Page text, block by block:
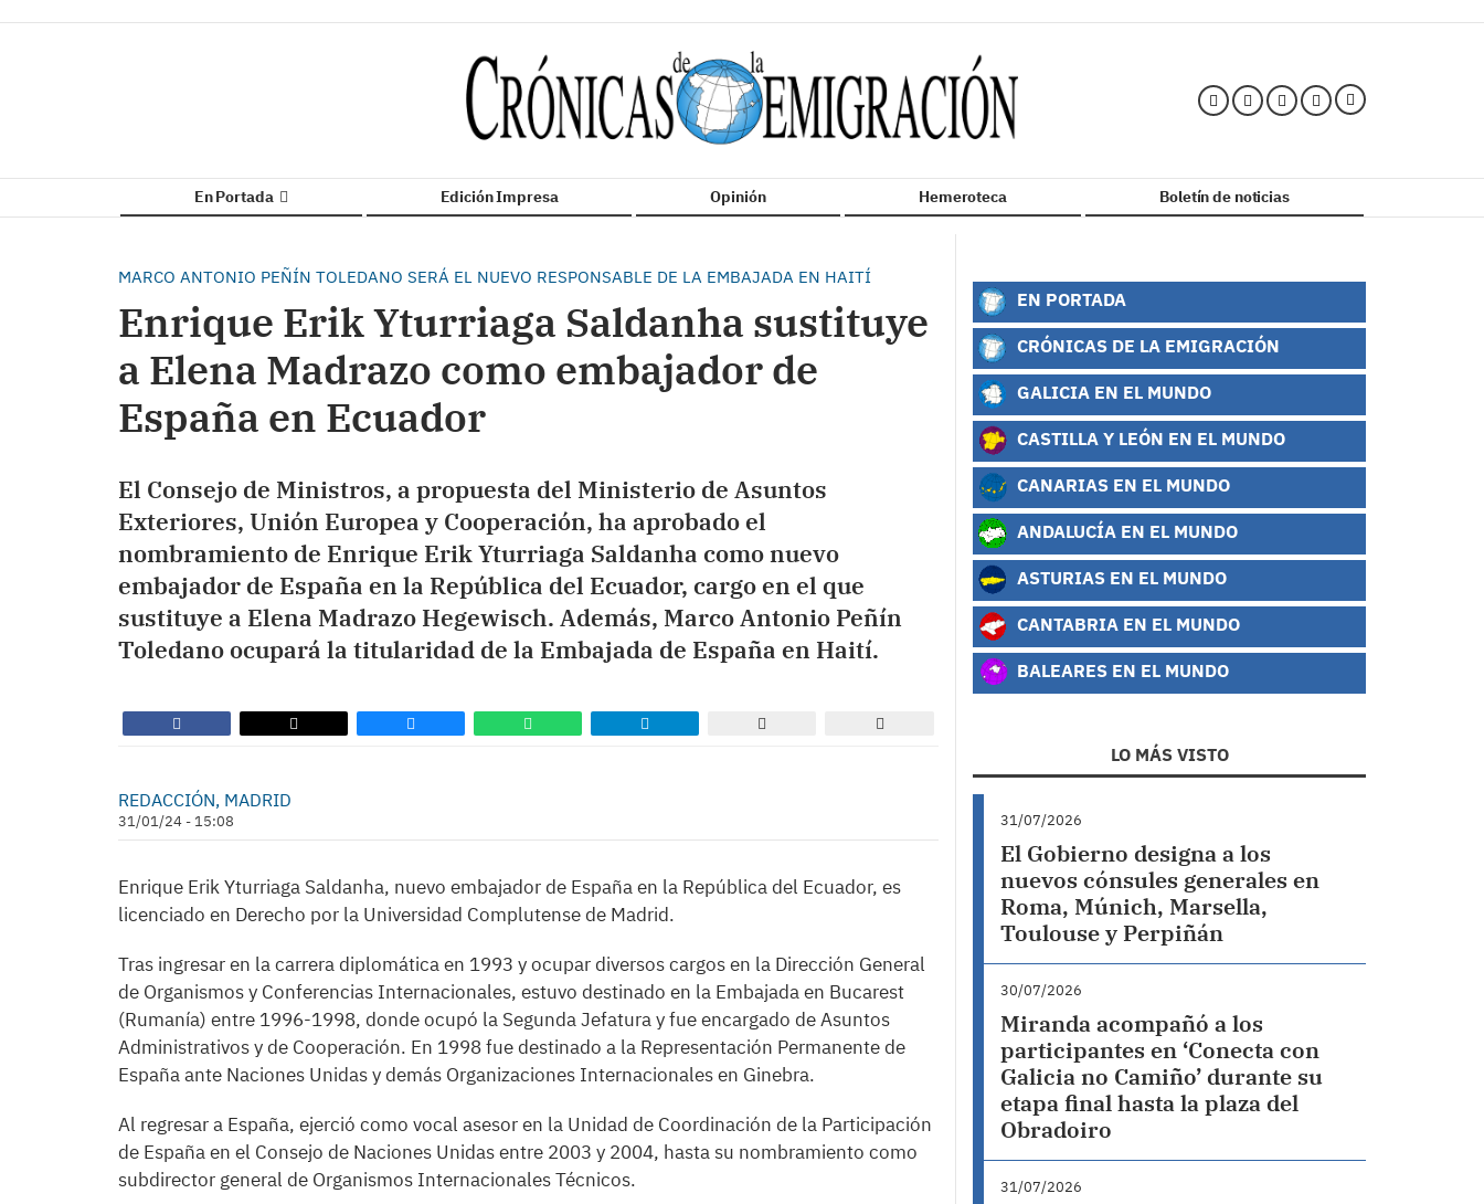
En Portada Edición Impresa Opinión Hemeroteca Boletín de noticias
MARCO ANTONIO PEÑÍN TOLEDANO SERÁ EL NUEVO RESPONSABLE DE LA EMBAJADA EN HAITÍ
Enrique Erik Yturriaga Saldanha sustituye
a Elena Madrazo como embajador de
España en Ecuador
El Consejo de Ministros, a propuesta del Ministerio de Asuntos
Exteriores, Unión Europea y Cooperación, ha aprobado el
nombramiento de Enrique Erik Yturriaga Saldanha como nuevo
embajador de España en la República del Ecuador, cargo en el que
sustituye a Elena Madrazo Hegewisch. Además, Marco Antonio Peñín
Toledano ocupará la titularidad de la Embajada de España en Haití.
REDACCIÓN, MADRID
31/01/24 - 15:08
Enrique Erik Yturriaga Saldanha, nuevo embajador de España en la República del Ecuador, es
licenciado en Derecho por la Universidad Complutense de Madrid.
Tras ingresar en la carrera diplomática en 1993 y ocupar diversos cargos en la Dirección General
de Organismos y Conferencias Internacionales, estuvo destinado en la Embajada en Bucarest
(Rumanía) entre 1996-1998, donde ocupó la Segunda Jefatura y fue encargado de Asuntos
Administrativos y de Cooperación. En 1998 fue destinado a la Representación Permanente de
España ante Naciones Unidas y demás Organizaciones Internacionales en Ginebra.
Al regresar a España, ejerció como vocal asesor en la Unidad de Coordinación de la Participación
de España en el Consejo de Naciones Unidas entre 2003 y 2004, hasta su nombramiento como
subdirector general de Organismos Internacionales Técnicos.
EN PORTADA
CRÓNICAS DE LA EMIGRACIÓN
GALICIA EN EL MUNDO
CASTILLA Y LEÓN EN EL MUNDO
CANARIAS EN EL MUNDO
ANDALUCÍA EN EL MUNDO
ASTURIAS EN EL MUNDO
CANTABRIA EN EL MUNDO
BALEARES EN EL MUNDO
LO MÁS VISTO
31/07/2026
El Gobierno designa a los
nuevos cónsules generales en
Roma, Múnich, Marsella,
Toulouse y Perpiñán
30/07/2026
Miranda acompañó a los
participantes en ‘Conecta con
Galicia no Camiño’ durante su
etapa final hasta la plaza del
Obradoiro
31/07/2026